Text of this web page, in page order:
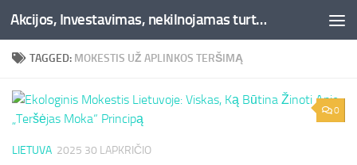
Skip to content Akcijos, Investavimas, nekilnojamas turtas, kriptovaliutos - Besociai.lt
TAGGED: MOKESTIS UŽ APLINKOS TERŠIMĄ
0
LIETUVA 2025 30 LAPKRIČIO